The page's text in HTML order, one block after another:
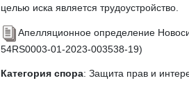
целью иска является трудоустройство.
Апелляционное определение
54RS0003-01-2023-003538-19)
Категория спора: Защита прав и